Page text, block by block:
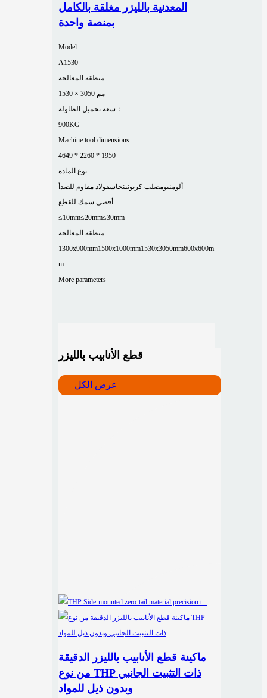
المعدنية بالليزر مغلقة بالكامل
بمنصة واحدة
Model
A1530
منطقة المعالجة
1530 × 3050 مم
سعة تحميل الطاولة：
900KG
Machine tool dimensions
4649 * 2260 * 1950
نوع المادة
ألومنيومصلب كربونينحاسفولاذ مقاوم للصدأ
أقصى سمك للقطع
≤10mm≤20mm≤30mm
منطقة المعالجة
1300x900mm1500x1000mm1530x3050mm600x600m
m
More parameters
قطع الأنابيب بالليزر
عرض الكل
ماكينة قطع الأنابيب بالليزر الدقيقة
من نوع THP ذات التثبيت الجانبي
وبدون ذيل للمواد